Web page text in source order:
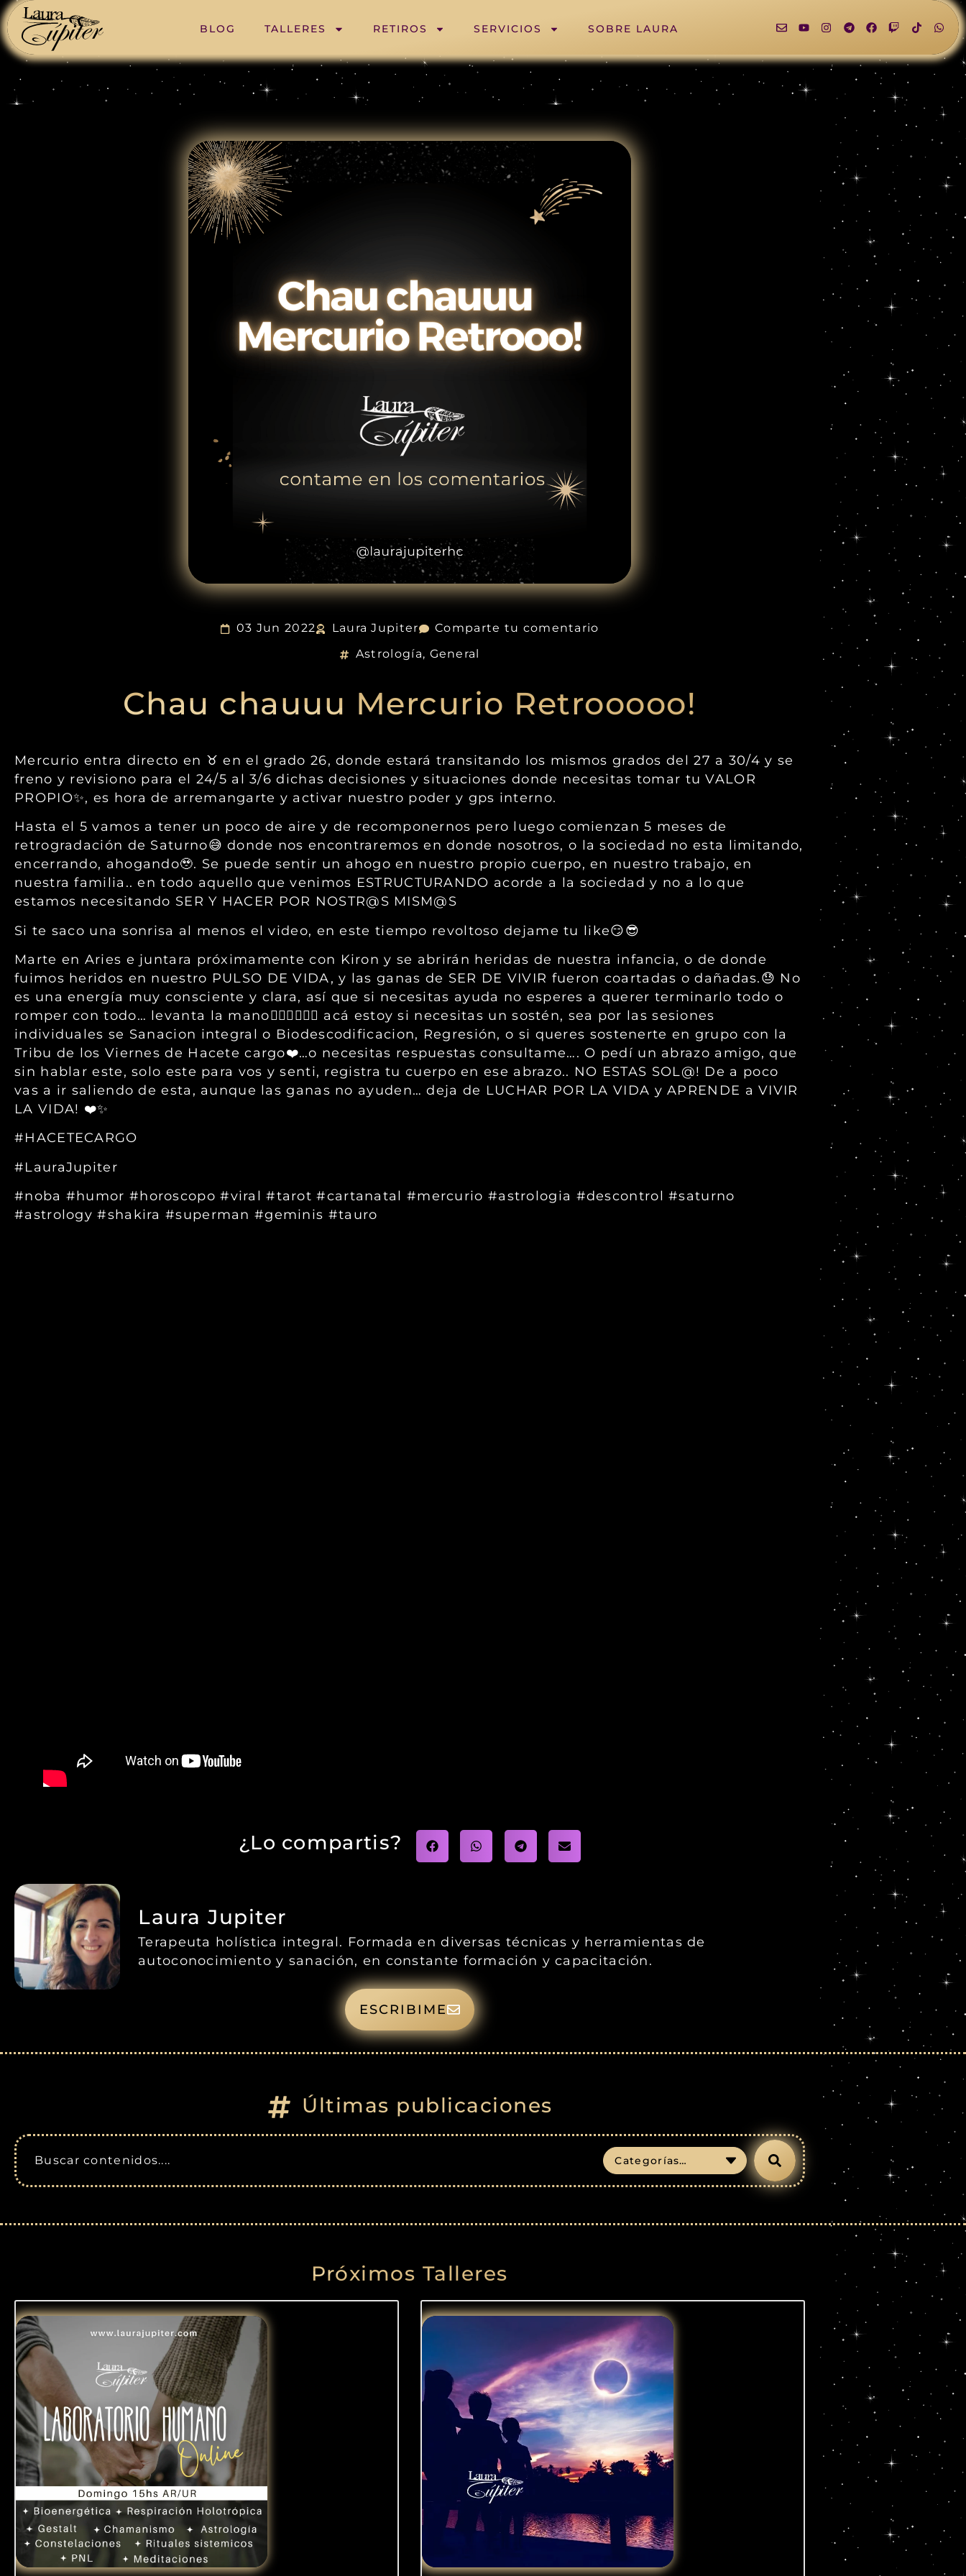
BLOG TALLERES RETIROS SERVICIOS SOBRE LAURA
03 Jun 2022 Laura Jupiter
Comparte tu comentario
Astrología, General
Chau chauuu Mercurio Retrooooo!
Mercurio entra directo en ♉ en el grado 26, donde estará transitando los mismos grados del 27 a 30/4 y se
freno y revisiono para el 24/5 al 3/6 dichas decisiones y situaciones donde necesitas tomar tu VALOR
PROPIO✨, es hora de arremangarte y activar nuestro poder y gps interno.
Hasta el 5 vamos a tener un poco de aire y de recomponernos pero luego comienzan 5 meses de
retrogradación de Saturno😅 donde nos encontraremos en donde nosotros, o la sociedad no esta limitando,
encerrando, ahogando🥹. Se puede sentir un ahogo en nuestro propio cuerpo, en nuestro trabajo, en
nuestra familia.. en todo aquello que venimos ESTRUCTURANDO acorde a la sociedad y no a lo que
estamos necesitando SER Y HACER POR NOSTR@S MISM@S
Si te saco una sonrisa al menos el video, en este tiempo revoltoso dejame tu like😏😎
Marte en Aries e juntara próximamente con Kiron y se abrirán heridas de nuestra infancia, o de donde
fuimos heridos en nuestro PULSO DE VIDA, y las ganas de SER DE VIVIR fueron coartadas o dañadas.😓 No
es una energía muy consciente y clara, así que si necesitas ayuda no esperes a querer terminarlo todo o
romper con todo… levanta la mano🙋🏻‍♀️🙋🏻‍♂️ acá estoy si necesitas un sostén, sea por las sesiones
individuales se Sanacion integral o Biodescodificacion, Regresión, o si queres sostenerte en grupo con la
Tribu de los Viernes de Hacete cargo❤️…o necesitas respuestas consultame…. O pedí un abrazo amigo, que
sin hablar este, solo este para vos y senti, registra tu cuerpo en ese abrazo.. NO ESTAS SOL@! De a poco
vas a ir saliendo de esta, aunque las ganas no ayuden… deja de LUCHAR POR LA VIDA y APRENDE a VIVIR
LA VIDA! ❤️✨
#HACETECARGO
#LauraJupiter
#noba #humor #horoscopo #viral #tarot #cartanatal #mercurio #astrologia #descontrol #saturno
#astrology #shakira #superman #geminis #tauro
¿Lo compartis?
Laura Jupiter
Terapeuta holística integral. Formada en diversas técnicas y herramientas de
autoconocimiento y sanación, en constante formación y capacitación.
ESCRIBIME
Últimas publicaciones
Categorías…
Próximos Talleres